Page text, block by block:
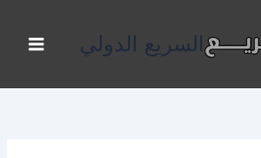
السريع الدولي